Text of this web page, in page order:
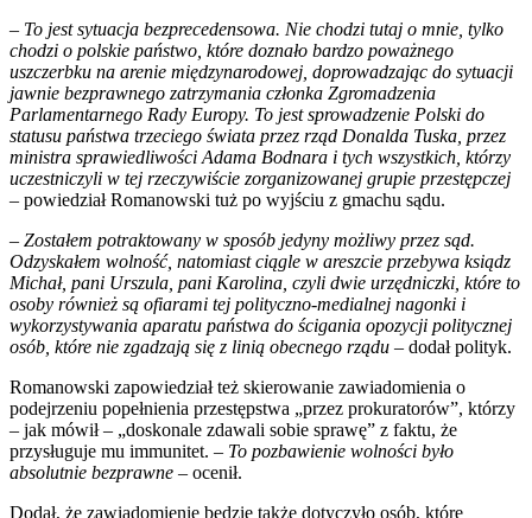
– To jest sytuacja bezprecedensowa. Nie chodzi tutaj o mnie, tylko
chodzi o polskie państwo, które doznało bardzo poważnego
uszczerbku na arenie międzynarodowej, doprowadzając do sytuacji
jawnie bezprawnego zatrzymania członka Zgromadzenia
Parlamentarnego Rady Europy. To jest sprowadzenie Polski do
statusu państwa trzeciego świata przez rząd Donalda Tuska, przez
ministra sprawiedliwości Adama Bodnara i tych wszystkich, którzy
uczestniczyli w tej rzeczywiście zorganizowanej grupie przestępczej
– powiedział Romanowski tuż po wyjściu z gmachu sądu.
– Zostałem potraktowany w sposób jedyny możliwy przez sąd.
Odzyskałem wolność, natomiast ciągle w areszcie przebywa ksiądz
Michał, pani Urszula, pani Karolina, czyli dwie urzędniczki, które to
osoby również są ofiarami tej polityczno-medialnej nagonki i
wykorzystywania aparatu państwa do ścigania opozycji politycznej
osób, które nie zgadzają się z linią obecnego rządu – dodał polityk.
Romanowski zapowiedział też skierowanie zawiadomienia o
podejrzeniu popełnienia przestępstwa „przez prokuratorów”, którzy
– jak mówił – „doskonale zdawali sobie sprawę” z faktu, że
przysługuje mu immunitet. – To pozbawienie wolności było
absolutnie bezprawne – ocenił.
Dodał, że zawiadomienie będzie także dotyczyło osób, które